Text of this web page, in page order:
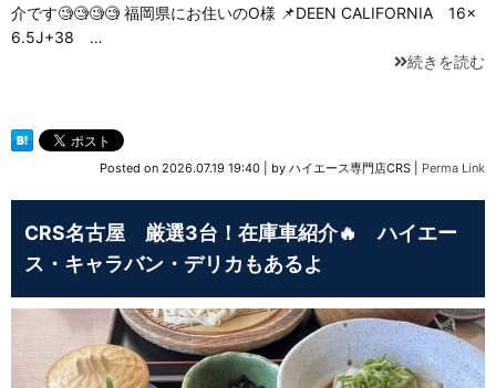
介です🧐🧐🧐🧐 福岡県にお住いのO様 📌DEEN CALIFORNIA 16×
6.5J+38 …
続きを読む
Posted on 2026.07.19 19:40 by ハイエース専門店CRS Perma Link
CRS名古屋 厳選3台！在庫車紹介🔥 ハイエー
ス・キャラバン・デリカもあるよ